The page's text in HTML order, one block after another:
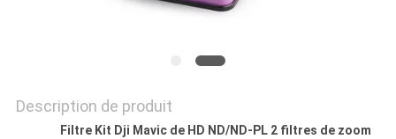
Description de produit
Filtre Kit Dji Mavic de HD ND/ND-PL 2 filtres de zoom